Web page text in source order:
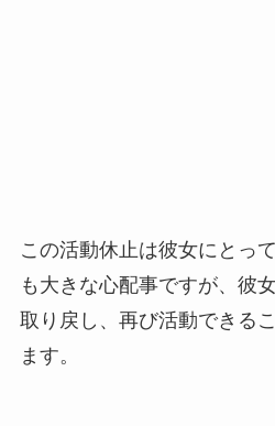
この活動休止は彼女にとっ
も大きな心配事ですが、彼
取り戻し、再び活動できる
ます。